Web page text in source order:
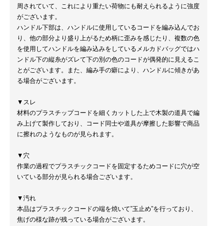
周されていて、これにより重たい荷物にも耐えられるように強度
がございます。
ハンドル下部は、ハンドルに使用しているコードを編み込んでお
り、他の部分より盛り上がるため柄に歪みを感じたり、複数の色
を使用してハンドルを編み込みをしているメルカドバッグではハ
ンドル下の縦糸がズレて下の別の色のコードが偶発的に見えるこ
とがございます。また、編み手の癖により、ハンドルに傾きがあ
る場合がございます。
▼スレ
材料のプラスチップコードを細くカットした上で木製の道具で編
み上げて製作しており、コード同士や道具が摩擦した影響で商品
に擦れのようなものが見られます。
▼穴
作業の過程でプラスチックコードを固定するためコードに穴が空
いている部分が見られる場合ございます。
▼汚れ
本品はプラスチックコードの端を焼いて”玉止め”を行っており、
焦げの様な跡が残っている場合がございます。